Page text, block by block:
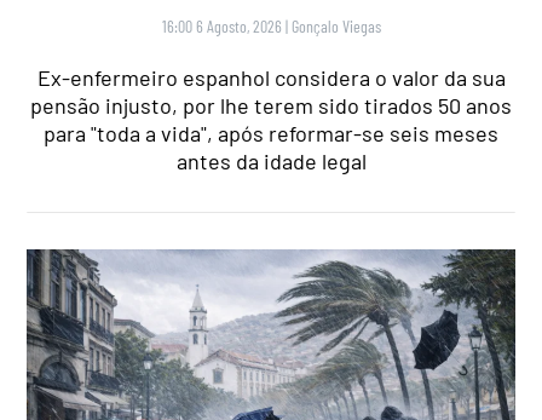
16:00 6 Agosto, 2026 | Gonçalo Viegas
Ex-enfermeiro espanhol considera o valor da sua
pensão injusto, por lhe terem sido tirados 50 anos
para "toda a vida", após reformar-se seis meses
antes da idade legal